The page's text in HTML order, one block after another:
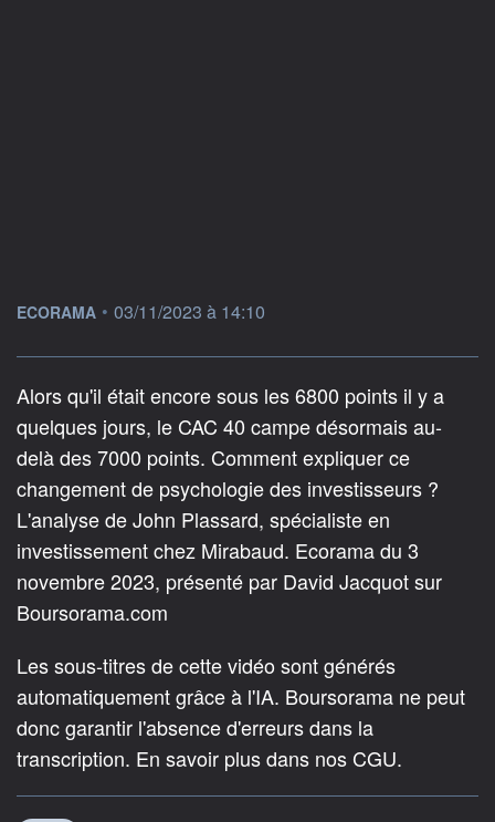
information fournie par
ECORAMA • 03/11/2023 à 14:10
Alors qu'il était encore sous les 6800 points il y a
quelques jours, le CAC 40 campe désormais au-
delà des 7000 points. Comment expliquer ce
changement de psychologie des investisseurs ?
L'analyse de John Plassard, spécialiste en
investissement chez Mirabaud. Ecorama du 3
novembre 2023, présenté par David Jacquot sur
Boursorama.com
Les sous-titres de cette vidéo sont générés
automatiquement grâce à l'IA. Boursorama ne peut
donc garantir l'absence d'erreurs dans la
transcription. En savoir plus dans nos CGU.